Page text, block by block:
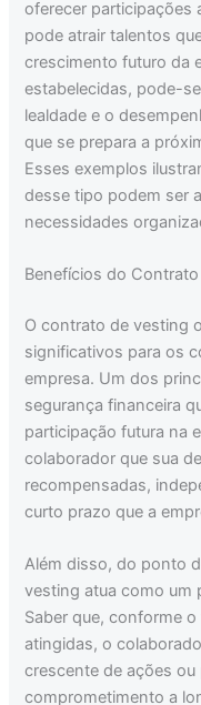
oferecer participações
pode atrair talentos
crescimento futuro da
estabelecidas, pode-
lealdade e o
que se prepara a
Esses exemplos
desse tipo podem ser
necessidades
Benefícios do
O contrato de vesting
significativos para os
empresa. Um dos
segurança financeira
participação futura na
colaborador que sua
recompensadas,
curto prazo que a
Além disso, do ponto
vesting atua como um
Saber que, conforme
atingidas, o
crescente de ações
comprometimento a